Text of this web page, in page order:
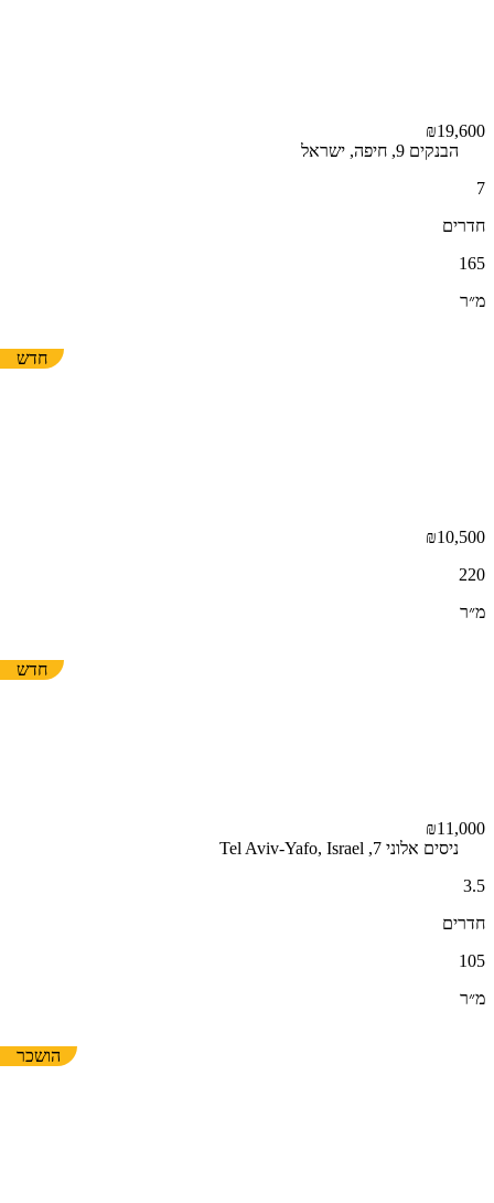
₪19,600
הבנקים 9, חיפה, ישראל
7
חדרים
165
מ״ר
חדש
₪10,500
220
מ״ר
חדש
₪11,000
ניסים אלוני 7, Tel Aviv-Yafo, Israel
3.5
חדרים
105
מ״ר
הושכר